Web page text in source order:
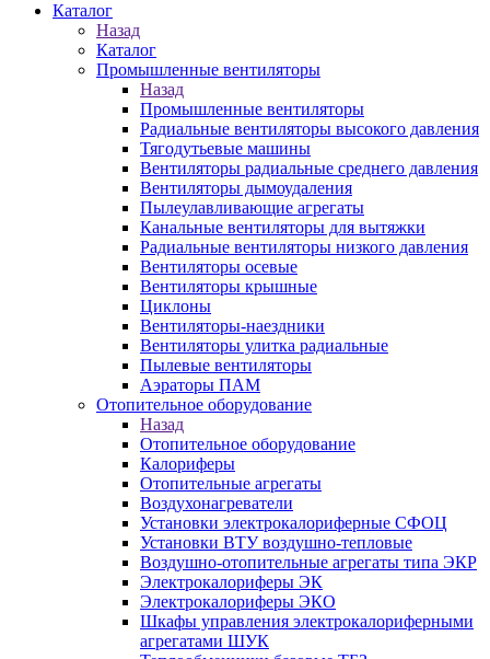
Каталог
Назад
Каталог
Промышленные вентиляторы
Назад
Промышленные вентиляторы
Радиальные вентиляторы высокого давления
Тягодутьевые машины
Вентиляторы радиальные среднего давления
Вентиляторы дымоудаления
Пылеулавливающие агрегаты
Канальные вентиляторы для вытяжки
Радиальные вентиляторы низкого давления
Вентиляторы осевые
Вентиляторы крышные
Циклоны
Вентиляторы-наездники
Вентиляторы улитка радиальные
Пылевые вентиляторы
Аэраторы ПАМ
Отопительное оборудование
Назад
Отопительное оборудование
Калориферы
Отопительные агрегаты
Воздухонагреватели
Установки электрокалориферные СФОЦ
Установки ВТУ воздушно-тепловые
Воздушно-отопительные агрегаты типа ЭКР
Электрокалориферы ЭК
Электрокалориферы ЭКО
Шкафы управления электрокалориферными
агрегатами ШУК